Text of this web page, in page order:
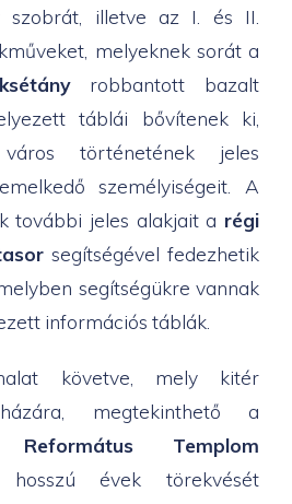
szobrát, illetve az I. és II.
melyeknek sorát a
robbantott bazalt
táblái bővítenek ki,
történetének jeles
személyiségeit. A
további jeles alakjait a régi
segítségével fedezhetik
segítségükre vannak
információs táblák.
követve, mely kitér
megtekinthető a
Református Templom
évek törekvését